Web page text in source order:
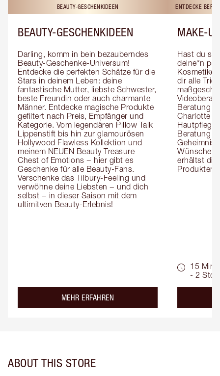
BEAUTY-GESCHENKIDEEN
BEAUTY-GESCHENKIDEEN
Darling, komm in bein bezauberndes
Beauty-Geschenke-Universum!
Entdecke die perfekten Schätze für die
Stars in deinem Leben: deine
fantastische Mutter, liebste Schwester,
beste Freundin oder auch charmante
Männer. Entdecke magische Produkte
gefiltert nach Preis, Empfänger und
Kategorie. Vom legendären Pillow Talk
Lippenstift bis hin zur glamourösen
Hollywood Flawless Kollektion und
meinem NEUEN Beauty Treasure
Chest of Emotions − hier gibt es
Geschenke für alle Beauty-Fans.
Verschenke das Tilbury-Feeling und
verwöhne deine Liebsten − und dich
selbst − in dieser Saison mit dem
ultimitven Beauty-Erlebnis!
MEHR ERFAHREN
ENTDECKE
MAKE-
Hast du
deine*n
dir alle
Beratung
Charlotte
Beratung
Wünsche
erhältst die
15 Min.
- 2 Std.
ABOUT THIS STORE